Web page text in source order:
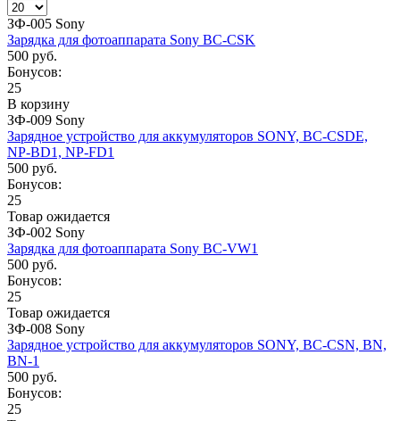
ЗФ-005 Sony
Зарядка для фотоаппарата Sony BC-CSK
500 руб.
Бонусов:
25
В корзину
ЗФ-009 Sony
Зарядное устройство для аккумуляторов SONY, BC-CSDE,
NP-BD1, NP-FD1
500 руб.
Бонусов:
25
Товар ожидается
ЗФ-002 Sony
Зарядка для фотоаппарата Sony BC-VW1
500 руб.
Бонусов:
25
Товар ожидается
ЗФ-008 Sony
Зарядное устройство для аккумуляторов SONY, BC-CSN, BN,
BN-1
500 руб.
Бонусов:
25